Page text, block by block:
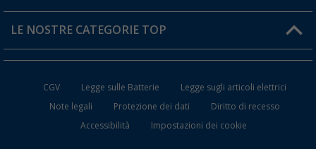
Carta fedeltà Berger
FAQ e Contatti
LE NOSTRE CATEGORIE TOP
Mobili per il Campeggio
CGV Legge sulle Batterie
Legge sugli articoli elettrici
Note legali
Protezione dei dati
Diritto di recesso
Accessibilità
Impostazioni dei cookie